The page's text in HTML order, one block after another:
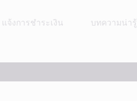
แจ้งการชำระเงิน บทความน่ารู้